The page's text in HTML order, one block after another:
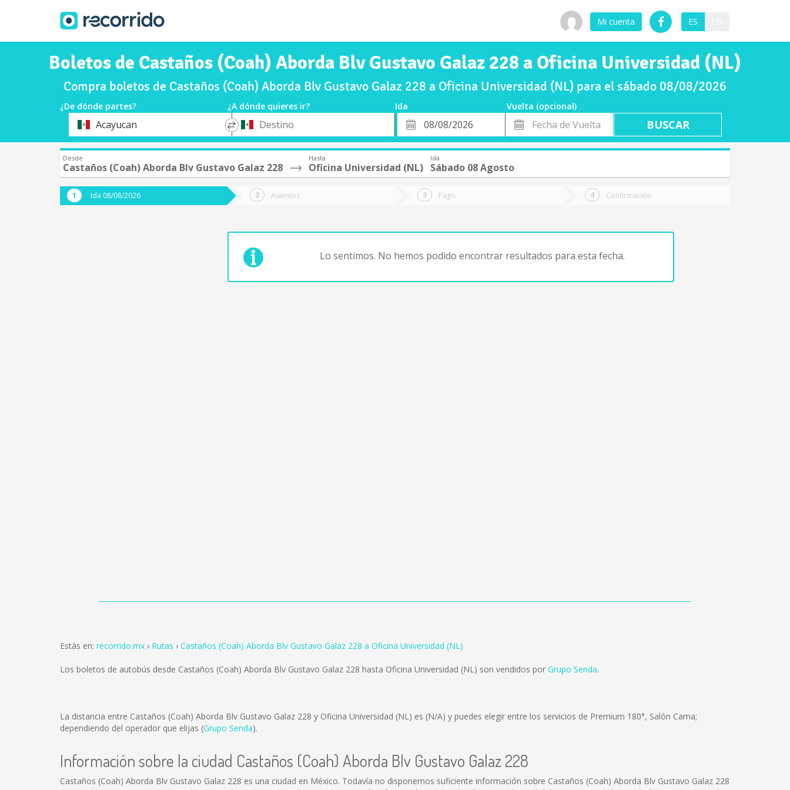
Mi cuenta ES
Boletos de Castaños (Coah) Aborda Blv Gustavo Galaz 228 a Oficina Universidad (NL)
Compra boletos de Castaños (Coah) Aborda Blv Gustavo Galaz 228 a Oficina Universidad (NL) para el sábado 08/08/2026
¿De dónde partes? ¿A dónde quieres ir? Ida
Vuelta (opcional)
OrigenAcayucan
*
Destino
Fecha
de
Fecha
de
Vuelta
Desde
Castaños (Coah) Aborda Blv Gustavo Galaz 228
Hasta
Oficina Universidad (NL)
Ida
Sábado 08 Agosto
Ida 08/08/2026 Asientos Pago Confirmación
Lo sentimos. No hemos podido encontrar resultados para esta fecha.
Estás en: recorrido.mx Rutas Castaños (Coah) Aborda Blv Gustavo Galaz 228 a Oficina Universidad (NL)
Los boletos de autobús desde Castaños (Coah) Aborda Blv Gustavo Galaz 228 hasta Oficina Universidad (NL) son vendidos por Grupo Senda.
La distancia entre Castaños (Coah) Aborda Blv Gustavo Galaz 228 y Oficina Universidad (NL) es (N/A) y puedes elegir entre los servicios de Premium 180°, Salón Cama;
dependiendo del operador que elijas (Grupo Senda).
Información sobre la ciudad Castaños (Coah) Aborda Blv Gustavo Galaz 228
Castaños (Coah) Aborda Blv Gustavo Galaz 228 es una ciudad en México. Todavía no disponemos suficiente información sobre Castaños (Coah) Aborda Blv Gustavo Galaz 228